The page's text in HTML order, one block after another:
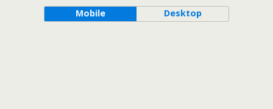
Mobile Desktop